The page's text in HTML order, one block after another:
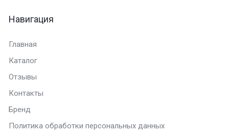
Навигация
Главная
Каталог
Отзывы
Контакты
Бренд
Политика обработки персональных данных